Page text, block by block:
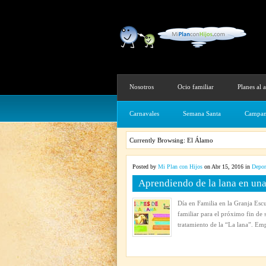
Nosotros Ocio familiar Planes al
Carnavales Semana Santa
Currently Browsing: El Álamo
Posted by Mi Plan con Hijos on Abr 15, 2016 in
Aprendiendo de la lana en
Día en Familia en la Granja
familiar para el próximo fin de
tratamiento de la “La lana”.